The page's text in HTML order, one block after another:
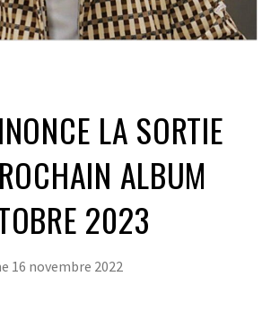
LA SORTIE
ALBUM
2023
16 novembre 2022